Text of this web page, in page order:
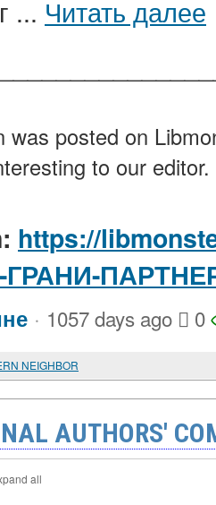
... Читать далее
posted on
to our editor.
https://
· 1057 days ago 0
NEIGHBOR
AUTHORS'
all